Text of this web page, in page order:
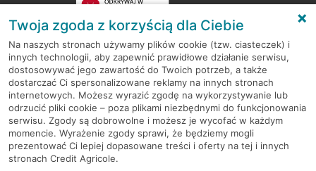
RODO
Regulamin serwisu
Mapa serwisu
PolitykaCookies
Twoja zgoda z korzyścią dla Ciebie
Na naszych stronach używamy plików cookie (tzw. ciasteczek) i
innych technologii, aby zapewnić prawidłowe działanie serwisu,
dostosowywać jego zawartość do Twoich potrzeb, a także
dostarczać Ci spersonalizowane reklamy na innych stronach
internetowych. Możesz wyrazić zgodę na wykorzystywanie lub
odrzucić pliki cookie – poza plikami niezbędnymi do funkcjonowania
serwisu. Zgody są dobrowolne i możesz je wycofać w każdym
momencie. Wyrażenie zgody sprawi, że będziemy mogli
prezentować Ci lepiej dopasowane treści i oferty na tej i innych
stronach Credit Agricole.